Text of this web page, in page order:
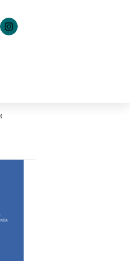
1.537 Kontingen Pramuka Jatim